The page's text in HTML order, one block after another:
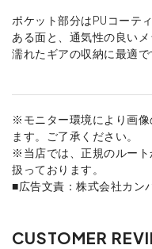
ポケット部分はPUコーテ
ある面と、通気性の良い
濡れたギアの収納に最適で
※モニター環境により画
ます。ご了承ください。
※当店では、正規のルート
扱っております。
■広告文責：株式会社カン